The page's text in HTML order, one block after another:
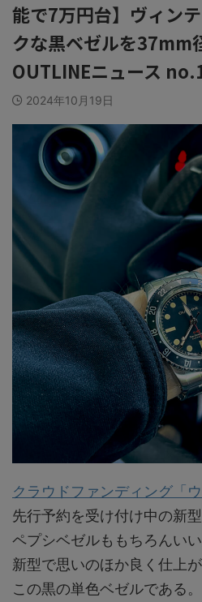
能で7万円台】ヴィン
クな黒ベゼルを37mm
OUTLINEニュース
2024年10月19日
クラウドファンディング「
先行予約を受け付け中の新
ペプシベゼルももちろんい
新型で思いのほか良く仕上
この黒の単色ベゼルである。